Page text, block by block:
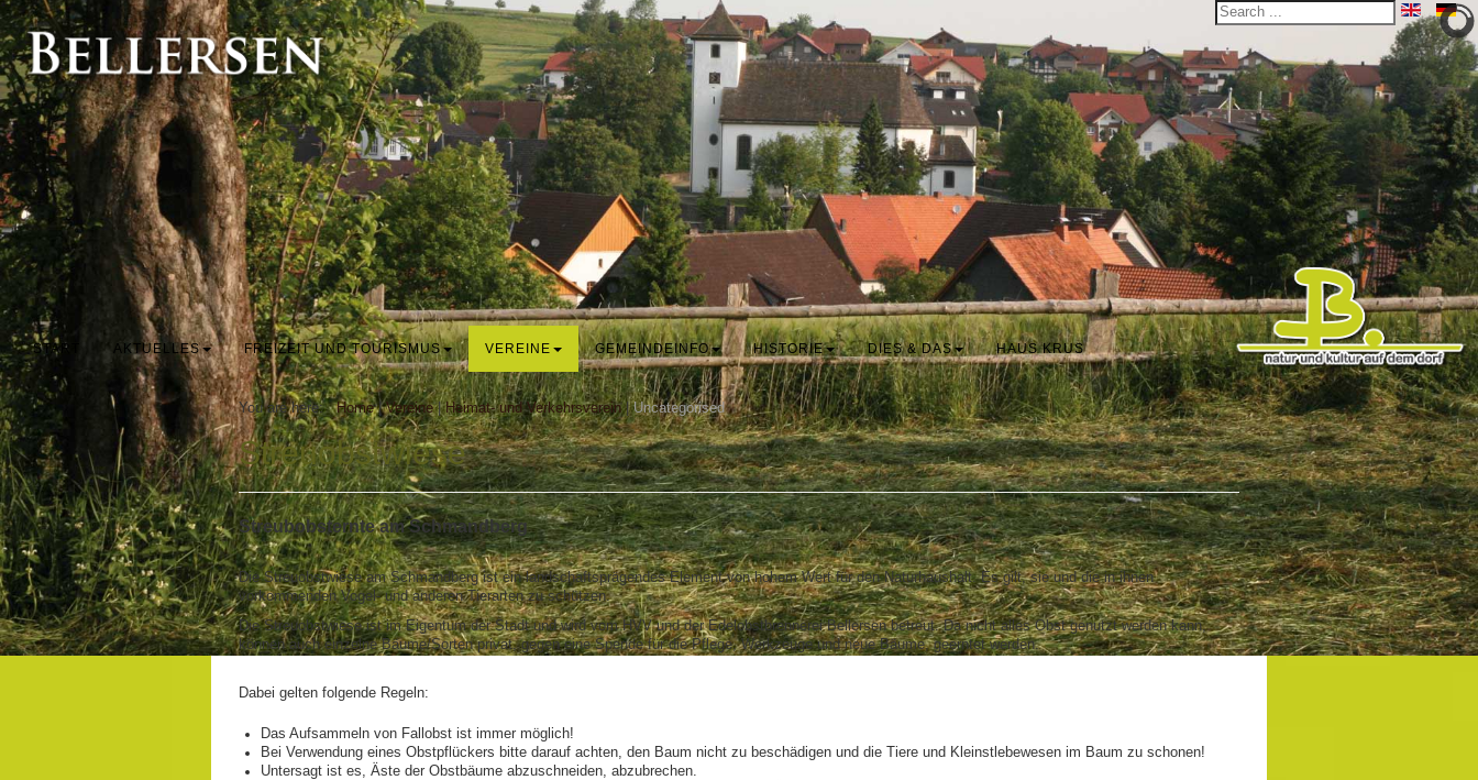
START AKTUELLES FREIZEIT UND TOURISMUS VEREINE GEMEINDEINFO HISTORIE DIES & DAS HAUS KRUS
You are here: Home | Vereine | Heimat- und Verkehrsverein | Uncategorised
Streuobstwiese
Streubobsternte am Schmandberg
Die Streuobstwiese am Schmandberg ist ein landschaftsprägendes Element von hohem Wert für den Naturhaushalt. Es gilt, sie und die in ihnen
vorkommenden Vogel- und anderen Tierarten zu schützen.
Die Streuobstwiese ist im Eigentum der Stadt und wird vom HVV und der Edelobstbrennerei Bellersen betreut. Da nicht alles Obst genutzt werden kann,
können auch einzelne Bäume/Sorten privat, gegen eine Spende für die Pflege, Werkzeuge und neue Bäume, geerntet werden.
Dabei gelten folgende Regeln:
Das Aufsammeln von Fallobst ist immer möglich!
Bei Verwendung eines Obstpflückers bitte darauf achten, den Baum nicht zu beschädigen und die Tiere und Kleinstlebewesen im Baum zu schonen!
Untersagt ist es, Äste der Obstbäume abzuschneiden, abzubrechen.